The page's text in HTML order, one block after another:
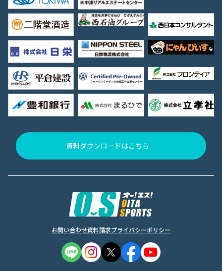
資料ダウンロードはこちら
お問い合わせ資料請求プライバシーポリシー